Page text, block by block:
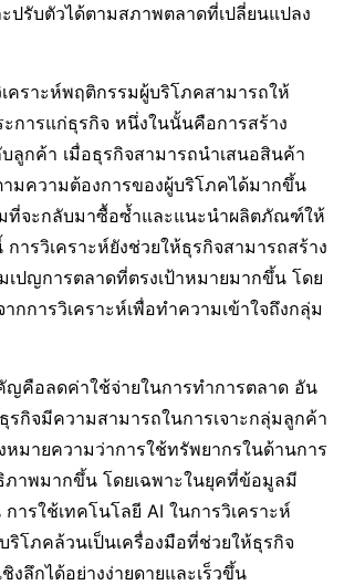
รับตัวได้ตามสภาพตลาดที่เปลี่ยนแปลง
คราะห์พฤติกรรมผู้บริโภคสามารถให้
การแก่ธุรกิจ หนึ่งในนั้นคือการสร้าง
กค้า เมื่อธุรกิจสามารถนำเสนอสินค้า
มความต้องการของผู้บริโภคได้มากขึ้น
ที่จะกลับมาซื้อซ้ำและแนะนำผลิตภัณฑ์ให้
ารวิเคราะห์ยังช่วยให้ธุรกิจสามารถสร้าง
ปญการตลาดที่ตรงเป้าหมายมากขึ้น โดย
กการวิเคราะห์เพื่อทำความเข้าใจถึงกลุ่ม
ญคือลดค่าใช้จ่ายในการทำการตลาด อัน
รกิจมีความสามารถในการเจาะกลุ่มลูกค้า
หมายความว่าการใช้ทรัพยากรในด้านการ
ภาพมากขึ้น โดยเฉพาะในยุคที่ข้อมูลมี
ารใช้เทคโนโลยี AI ในการวิเคราะห์
โภคล้วนเป็นเครื่องมือที่ช่วยให้ธุรกิจ
งลึกได้อย่างง่ายดายและเร็วขึ้น